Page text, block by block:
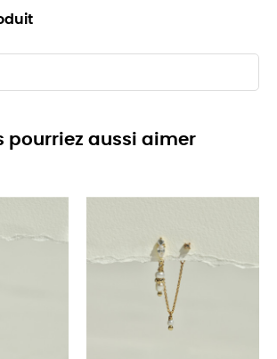
pourriez aussi aimer